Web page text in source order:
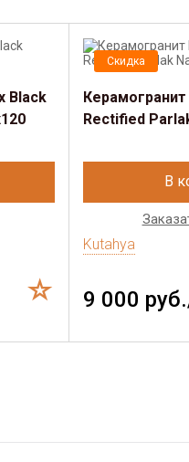
Black
Скидка
Rectified
В
Kutahya
9 000